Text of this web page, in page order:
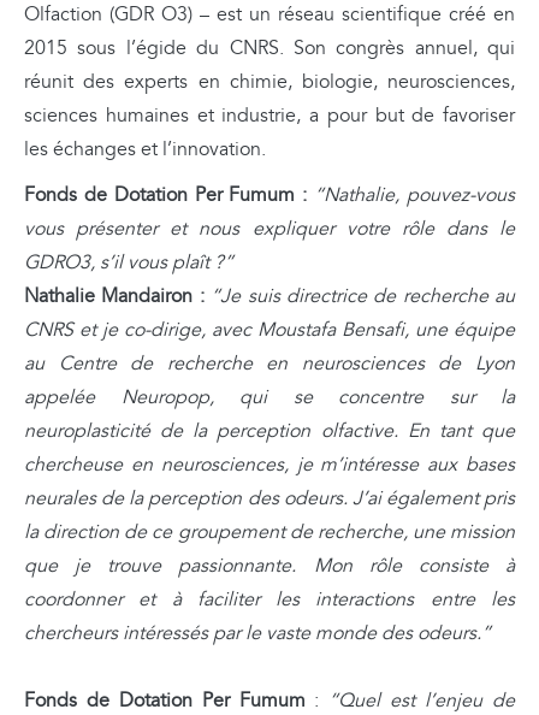
Olfaction (GDR O3) – est un réseau scientifique créé en
2015 sous l’égide du CNRS. Son congrès annuel, qui
réunit des experts en chimie, biologie, neurosciences,
sciences humaines et industrie, a pour but de favoriser
les échanges et l’innovation.
Fonds de Dotation Per Fumum : “Nathalie, pouvez-vous
vous présenter et nous expliquer votre rôle dans le
GDRO3, s’il vous plaît ?”
Nathalie Mandairon : “Je suis directrice de recherche au
CNRS et je co-dirige, avec Moustafa Bensafi, une équipe
au Centre de recherche en neurosciences de Lyon
appelée Neuropop, qui se concentre sur la
neuroplasticité de la perception olfactive. En tant que
chercheuse en neurosciences, je m’intéresse aux bases
neurales de la perception des odeurs. J’ai également pris
la direction de ce groupement de recherche, une mission
que je trouve passionnante. Mon rôle consiste à
coordonner et à faciliter les interactions entre les
chercheurs intéressés par le vaste monde des odeurs.”
Fonds de Dotation Per Fumum : “Quel est l’enjeu de